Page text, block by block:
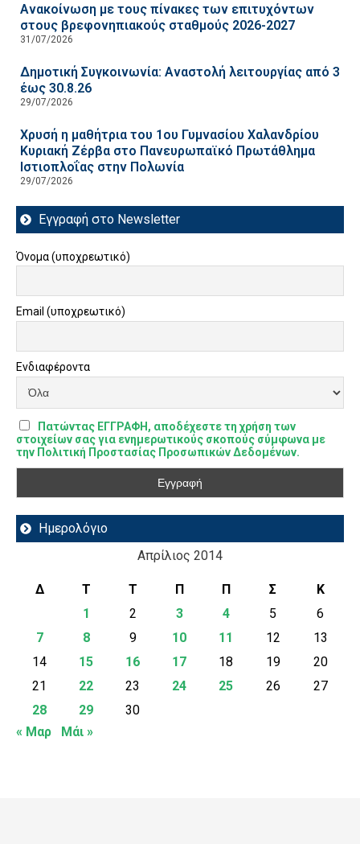
Ανακοίνωση με τους πίνακες των επιτυχόντων
στους βρεφονηπιακούς σταθμούς 2026-2027
31/07/2026
Δημοτική Συγκοινωνία: Αναστολή λειτουργίας από 3
έως 30.8.26
29/07/2026
Χρυσή η μαθήτρια του 1ου Γυμνασίου Χαλανδρίου
Κυριακή Ζέρβα στο Πανευρωπαϊκό Πρωτάθλημα
Ιστιοπλοΐας στην Πολωνία
29/07/2026
Εγγραφή στο Newsletter
Όνομα (υποχρεωτικό)
Email (υποχρεωτικό)
Ενδιαφέροντα
Πατώντας ΕΓΓΡΑΦΗ, αποδέχεστε τη χρήση των
στοιχείων σας για ενημερωτικούς σκοπούς σύμφωνα με
την Πολιτική Προστασίας Προσωπικών Δεδομένων.
Ημερολόγιο
Απρίλιος 2014
Δ Τ Τ Π Π Σ
Κ
1
2 3 4 5
6
7
8 9 10 11 12
13
14
15 16 17 18 19
20
21
22 23 24 25 26
27
28
29
30
« Μαρ
Μάι »